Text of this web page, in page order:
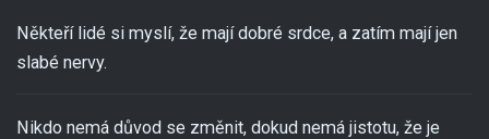
Někteří lidé si myslí, že mají dobré srdce, a zatím mají jen
slabé nervy.
Nikdo nemá důvod se změnit, dokud nemá jistotu, že je